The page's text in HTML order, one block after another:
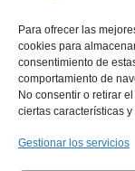
Para ofrecer las
cookies para
consentimiento de
comportamiento de
No consentir o retirar
ciertas características
Gestionar los servicios
Conocenos
Vitae
internaciona
l